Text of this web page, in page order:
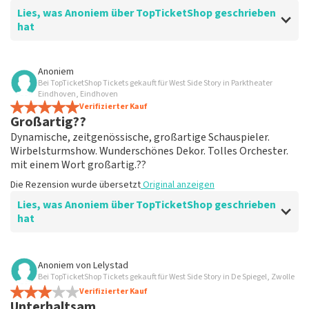
Lies, was Anoniem über TopTicketShop geschrieben
hat
Bewertung von Anoniem über
übersichtlich
ein weiteres großartiges Erlebnis über Top
TicketShop. alles ist wieder gut organisiert.
Die Rezension wurde übersetztOriginal anzeigen
Anoniem
Bei TopTicketShop Tickets gekauft für West Side Story in Parktheater
Eindhoven, Eindhoven
Verifizierter Kauf
Großartig??
Dynamische, zeitgenössische, großartige Schauspieler.
Wirbelsturmshow. Wunderschönes Dekor. Tolles Orchester.
mit einem Wort großartig.??
Die Rezension wurde übersetztOriginal anzeigen
Lies, was Anoniem über TopTicketShop geschrieben
hat
Bewertung von Anoniem über
Geölt
Guter Mailaustausch. Und effizient organisiert. Einfach
Anoniem von Lelystad
Bei TopTicketShop Tickets gekauft für West Side Story in De Spiegel, Zwolle
Verifizierter Kauf